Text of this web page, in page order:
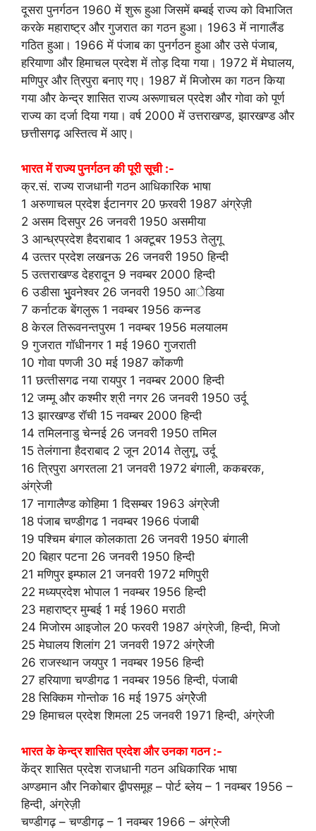
दूसरा पुनर्गठन 1960 में शुरू हुआ जिसमें बम्बई राज्य को विभाजित
करके महाराष्ट्र और गुजरात का गठन हुआ। 1963 में नागालैंड
गठित हुआ। 1966 में पंजाब का पुनर्गठन हुआ और उसे पंजाब,
हरियाणा और हिमाचल प्रदेश में तोड़ दिया गया। 1972 में मेघालय,
मणिपुर और त्रिपुरा बनाए गए। 1987 में मिजोरम का गठन किया
गया और केन्द्र शासित राज्य अरूणाचल प्रदेश और गोवा को पूर्ण
राज्य का दर्जा दिया गया। वर्ष 2000 में उत्तराखण्ड, झारखण्ड और
छत्तीसगढ़ अस्तित्व में आए।
भारत में राज्य पुनर्गठन की पूरी सूची :-
क्र.सं. राज्‍य राजधानी गठन आधिकारिक भाषा
1 अरुणाचल प्रदेश ईटानगर 20 फ़रवरी 1987 अंग्रेज़ी
2 असम दिसपुर 26 जनवरी 1950 असमीया
3 आन्‍ध्रप्रदेश हैदराबाद 1 अक्‍टूबर 1953 तेलुगू
4 उत्‍तर प्रदेश लखनऊ 26 जनवरी 1950 हिन्‍दी
5 उत्‍तराखण्‍ड देहरादून 9 नवम्‍बर 2000 हिन्‍दी
6 उडीसा भुुुवनेश्‍वर 26 जनवरी 1950 आेडिया
7 कर्नाटक बेंगलुरू 1 नवम्‍बर 1956 कन्‍नड
8 केरल तिरूवनन्‍तपुरम 1 नवम्‍बर 1956 मलयालम
9 गुजरात गॉधीनगर 1 मई 1960 गुजराती
10 गोवा पणजी 30 मई 1987 कोंकणी
11 छत्‍तीसगढ नया रायपुर 1 नवम्‍बर 2000 हिन्‍दी
12 जम्‍मू और कश्‍मीर श्री नगर 26 जनवरी 1950 उर्दू
13 झारखण्‍ड रॉची 15 नवम्‍बर 2000 हिन्‍दी
14 तमिलनाडु चेन्‍नई 26 जनवरी 1950 तमिल
15 तेलंगाना हैदराबाद 2 जून 2014 तेलुगू, उर्दू
16 त्रिपुरा अगरतला 21 जनवरी 1972 बंगाली, ककबरक,
अंग्रेजी
17 नागालैण्‍ड कोहिमा 1 दिसम्‍बर 1963 अंग्रेजी
18 पंजाब चण्‍डीगढ 1 नवम्‍बर 1966 पंजाबी
19 पश्चिम बंगाल कोलकाता 26 जनवरी 1950 बंगाली
20 बिहार पटना 26 जनवरी 1950 हिन्‍दी
21 मणिपुर इम्‍फाल 21 जनवरी 1972 मणिपुरी
22 मध्‍यप्रदेश भोपाल 1 नवम्‍बर 1956 हिन्‍दी
23 महाराष्‍ट्र मुम्‍बई 1 मई 1960 मराठी
24 मिजोरम आइजोल 20 फरवरी 1987 अंग्रेजी, हिन्‍दी, मिजो
25 मेघालय शिलांग 21 जनवरी 1972 अंग्रेेेेजी
26 राजस्‍थान जयपुर 1 नवम्‍बर 1956 हिन्‍दी
27 हरियाणा चण्‍डीगढ 1 नवम्‍बर 1956 हिन्‍दी, पंजाबी
28 सिक्किम गोन्‍तोक 16 मई 1975 अंग्रेेेेजी
29 हिमाचल प्रदेश शिमला 25 जनवरी 1971 हिन्‍दी, अंग्रेजी
भारत के केन्‍द्र शासित प्रदेश और उनका गठन :-
केंंद्र शासित प्रदेश राजधानी गठन अधिकारिक भाषा
अण्डमान और निकोबार द्वीपसमूह – पोर्ट ब्लेय – 1 नवम्‍बर 1956 –
हिन्दी, अंग्रेज़ी
चण्डीगढ़ – चण्डीगढ़ – 1 नवम्‍बर 1966 – अंग्रेजी